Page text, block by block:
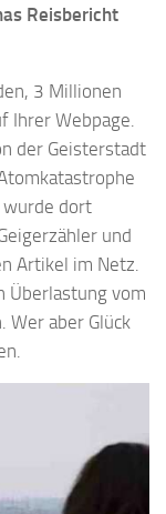
Reisbericht
3 Millionen
Ihrer Webpage.
der Geisterstadt
wurde dort
und
Artikel im Netz.
Überlastung vom
Wer aber Glück